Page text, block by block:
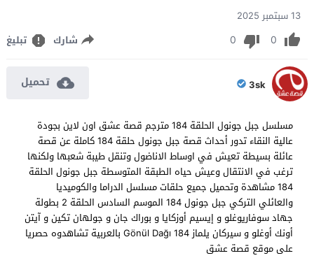
13 سبتمبر 2025
0
0 شارك تبليغ
3sk تحميل
مسلسل جبل جونول الحلقة 184 مترجم قصة عشق اون لاين بجودة
عالية النقاء تدور أحداث قصة جبل جونول حلقة 184 كاملة عن قصة
عائلة بسيطة تعيش في اوساط الاناضول وتنقل طيبة شعبها ولكنها
ترغب في الانتقال وعيش حياه الطبقة المتوسطة جبل جونول الحلقة
184 مشاهدة وتحميل جميع حلقات مسلسل الدراما والكوميديا
والعائلي التركي جبل جونول 184 الموسم السادس الحلقة 2 بطولة
جهاد سوفاريوغلو و إيسيم أوزكايا و بوراك جان و جولهان تكين و آيتن
أونك أوغلو و سيركان يلماز Gönül Dağı 184 بالعربية تشاهدوه حصريا
على موقع قصة عشق